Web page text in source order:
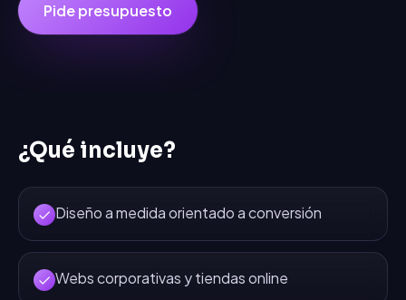
Pide presupuesto
¿Qué incluye?
Diseño a medida orientado a conversión
Webs corporativas y tiendas online